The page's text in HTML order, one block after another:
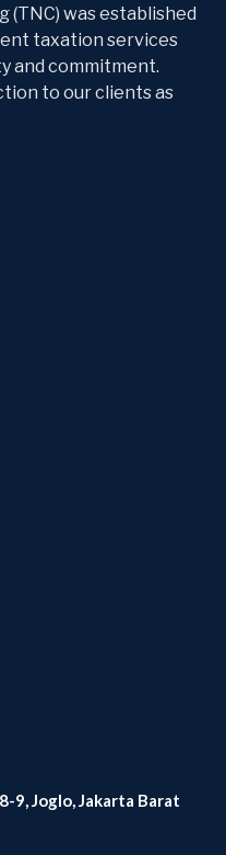
(TNC) was established
taxation services
and commitment.
to our clients as
9, Joglo, Jakarta Barat